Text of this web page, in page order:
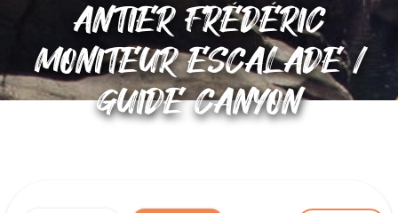
ANTIER FRÉDÉRIC
MONITEUR ESCALADE /
GUIDE CANYON